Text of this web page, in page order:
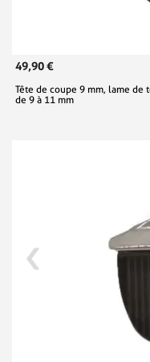
49,90 €
Tête de coupe 9 mm, lame de
de 9 à 11 mm